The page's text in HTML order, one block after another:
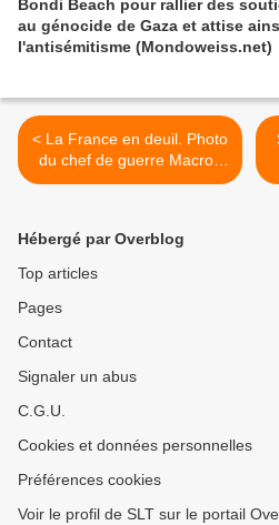
Bondi Beach pour rallier des
au génocide de Gaza et attise
l'antisémitisme (Mondoweiss.net)
< La France en deuil. Photo
du chef de guerre Macron
s'inclinant devant le
Hébergé par Overblog
Top articles
Pages
Contact
Signaler un abus
C.G.U.
Cookies et données personnelles
Préférences cookies
Voir le profil de SLT sur le portail